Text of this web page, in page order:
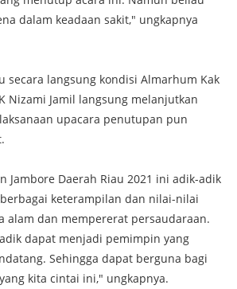
dalam keadaan sakit," ungkapnya
secara langsung kondisi Almarhum Kak
Nizami Jamil langsung melanjutkan
upacara penutupan pun
Jambore Daerah Riau 2021 ini adik-adik
keterampilan dan nilai-nilai
alam dan mempererat persaudaraan.
dapat menjadi pemimpin yang
Sehingga dapat berguna bagi
kita cintai ini," ungkapnya.